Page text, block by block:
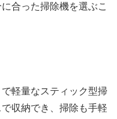
合った掃除機を選ぶこ
軽量なスティック型掃
収納でき、掃除も手軽